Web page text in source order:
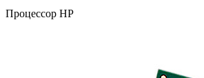
Процессор HP